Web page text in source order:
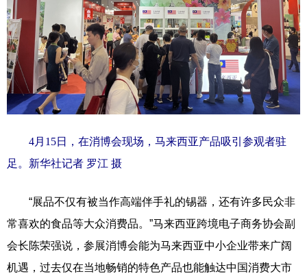
4月15日，在消博会现场，马来西亚产品吸引参观者驻
足。新华社记者 罗江 摄
“展品不仅有被当作高端伴手礼的锡器，还有许多民众非
常喜欢的食品等大众消费品。”马来西亚跨境电子商务协会副
会长陈荣强说，参展消博会能为马来西亚中小企业带来广阔
机遇，过去仅在当地畅销的特色产品也能触达中国消费大市